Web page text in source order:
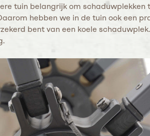
tuin belangrijk om
hebben we in de tuin ook een
bent van een koele